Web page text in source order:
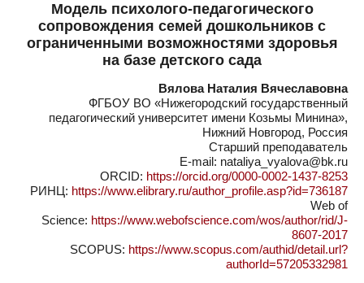
Модель психолого-педагогического
сопровождения семей дошкольников с
ограниченными возможностями здоровья
на базе детского сада
Вялова Наталия Вячеславовна
ФГБОУ ВО «Нижегородский государственный
педагогический университет имени Козьмы Минина»,
Нижний Новгород, Россия
Старший преподаватель
E-mail: nataliya_vyalova@bk.ru
ORCID: https://orcid.org/0000-0002-1437-8253
РИНЦ: https://www.elibrary.ru/author_profile.asp?id=736187
Web of
Science: https://www.webofscience.com/wos/author/rid/J-
8607-2017
SCOPUS: https://www.scopus.com/authid/detail.url?
authorId=57205332981